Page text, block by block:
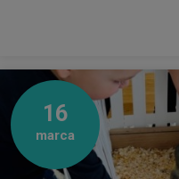
16
marca